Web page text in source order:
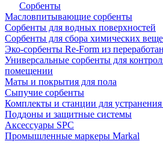
Сорбенты
Масловпитывающие сорбенты
Сорбенты для водных поверхностей
Сорбенты для сбора химических
Эко-сорбенты Re-Form из
Универсальные сорбенты для
помещении
Маты и покрытия для пола
Сыпучие сорбенты
Комплекты и станции для
Поддоны и защитные системы
Аксессуары SPC
Промышленные маркеры Markal